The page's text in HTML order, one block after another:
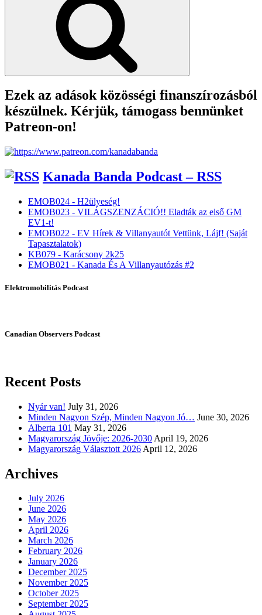
Ezek az adások közösségi finanszírozásból
készülnek. Kérjük, támogass bennünket
Patreon-on!
Kanada Banda Podcast – RSS
EMOB024 - H2ülyeség!
EMOB023 - VILÁGSZENZÁCIÓ!! Eladták az első GM
EV1-t!
EMOB022 - EV Hírek & Villanyautót Vettünk, Lájf! (Saját
Tapasztalatok)
KB079 - Karácsony 2k25
EMOB021 - Kanada És A Villanyautózás #2
Elektromobilitás Podcast
Canadian Observers Podcast
Recent Posts
Nyár van! July 31, 2026
Minden Nagyon Szép, Minden Nagyon Jó… June 30, 2026
Alberta 101 May 31, 2026
Magyarország Jövője: 2026-2030 April 19, 2026
Magyarország Választott 2026 April 12, 2026
Archives
July 2026
June 2026
May 2026
April 2026
March 2026
February 2026
January 2026
December 2025
November 2025
October 2025
September 2025